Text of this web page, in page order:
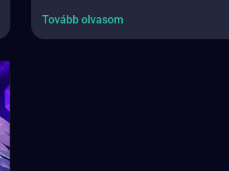
Tovább olvasom